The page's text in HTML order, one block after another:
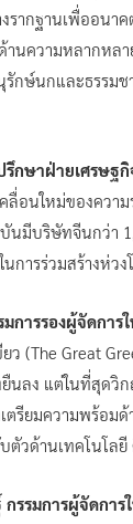
ากฐานเพื่ออนาค
านความหลากหล
กษ์นกและธรรมช
รึกษาฝ่ายเศรษ
อนใหม่ของควา
นมีบริษัทจีนกว่า
การร่วมสร้างห่ว
การรองผู้จัดกา
ว (The Great
นลง แต่ในที่สุดวิ
ตรียมความพร้อม
ตัวด้านเทคโนโล
รรมการผู้จัดการ